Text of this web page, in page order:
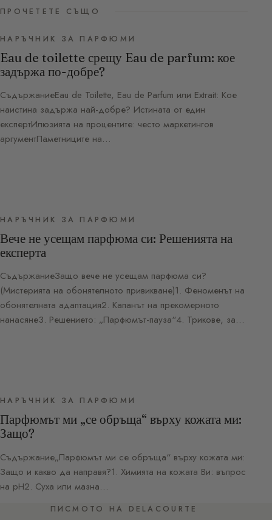
ПРОЧЕТЕТЕ СЪЩО
НАРЪЧНИК ЗА ПАРФЮМИ
Eau de toilette срещу Eau de parfum: кое
задържа по-добре?
СъдържаниеEau de Toilette, Eau de Parfum или Extrait: Кое
наистина задържа най-добре? Истината от един
експертИлюзията на процентите: често маркетингов
аргументПаметниците на…
НАРЪЧНИК ЗА ПАРФЮМИ
Вече не усещам парфюма си: Решенията на
експерта
СъдържаниеЗащо вече не усещам парфюма си?
(Мистерията на обонятелното привикване)1. Феноменът на
обонятелната адаптация2. Капанът на прекомерното
нанасяне3. Решението: „Парфюмът-пауза“4. Трикове, за…
НАРЪЧНИК ЗА ПАРФЮМИ
Парфюмът ми „се обръща“ върху кожата ми:
Защо?
Съдържание„Парфюмът ми се обръща“ върху кожата ми:
Защо и какво да направя?1. Химията на кожата Ви: въпрос
на pH2. Суха или мазна…
ПИСМОТО НА DELACOURTE